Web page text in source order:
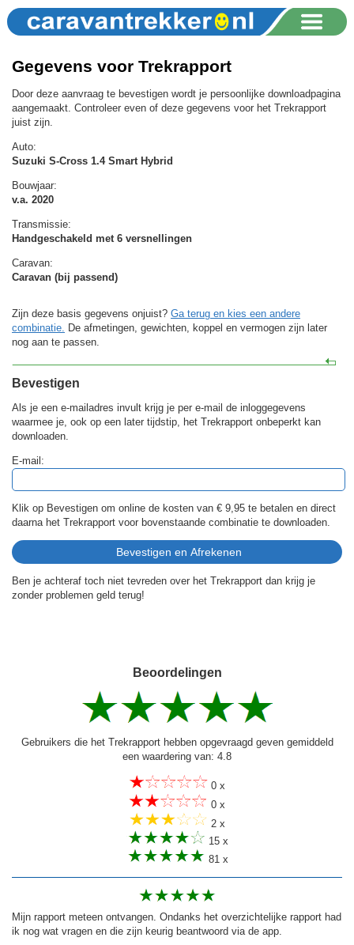
Gegevens voor Trekrapport
Door deze aanvraag te bevestigen wordt je persoonlijke downloadpagina
aangemaakt. Controleer even of deze gegevens voor het Trekrapport
juist zijn.
Auto:
Suzuki S-Cross 1.4 Smart Hybrid
Bouwjaar:
v.a. 2020
Transmissie:
Handgeschakeld met 6 versnellingen
Caravan:
Caravan (bij passend)
Zijn deze basis gegevens onjuist? Ga terug en kies een andere
combinatie. De afmetingen, gewichten, koppel en vermogen zijn later
nog aan te passen.
Bevestigen
Als je een e-mailadres invult krijg je per e-mail de inloggegevens
waarmee je, ook op een later tijdstip, het Trekrapport onbeperkt kan
downloaden.
E-mail:
Klik op Bevestigen om online de kosten van € 9,95 te betalen en direct
daarna het Trekrapport voor bovenstaande combinatie te downloaden.
Ben je achteraf toch niet tevreden over het Trekrapport dan krijg je
zonder problemen geld terug!
Beoordelingen
Gebruikers die het Trekrapport hebben opgevraagd geven gemiddeld
een waardering van: 4.8
0 x
0 x
2 x
15 x
81 x
Mijn rapport meteen ontvangen. Ondanks het overzichtelijke rapport had
ik nog wat vragen en die zijn keurig beantwoord via de app.